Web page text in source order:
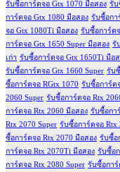
รับซื้อการ์ดจอ Gtx 1070 มือสอง รับ
การ์ดจอ Gtx 1080 มือสอง รับซื้อกา
จอ Gtx 1080Ti มือสอง รับซื้อการ์ด
การ์ดจอ Gtx 1650 Super มือสอง รั
เก่า รับซื้อการ์ดจอ Gtx 1650Ti มือ
รับซื้อการ์ดจอ Gtx 1660 Super รับ
ซื้อการ์ดจอ RGtx 1070 รับซื้อการ์ด
2060 Super รับซื้อการ์ดจอ Rtx
การ์ดจอ Rtx 2060 มือสอง รับซื้อกา
Rtx 2070 Super รับซื้อการ์ดจอ Rtx
ซื้อการ์ดจอ Rtx 2070 มือสอง รับซื้อ
การ์ดจอ Rtx 2070Ti มือสอง รับซื้อ
การ์ดจอ Rtx 2080 Super รับซื้อการ์